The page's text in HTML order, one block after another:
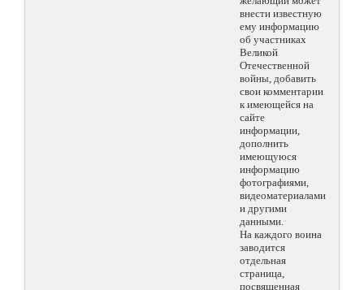
внести известную
ему информацию
об участниках
Великой
Отечественной
войны, добавить
свои комментарии
к имеющейся на
сайте
информации,
дополнить
имеющуюся
информацию
фотографиями,
видеоматериалами
и другими
данными.
На каждого воина
заводится
отдельная
страница,
посвященная